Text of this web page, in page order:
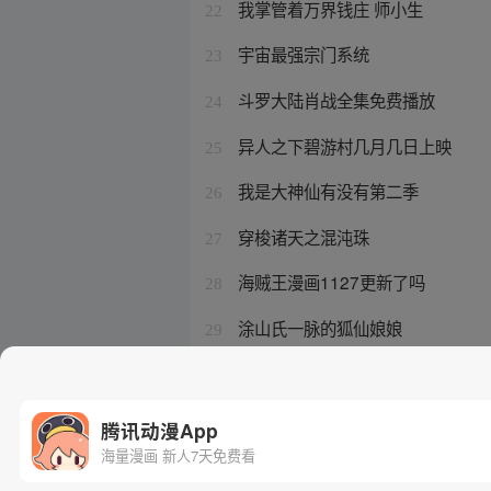
22 我掌管着万界钱庄 师小生
23 宇宙最强宗门系统
24 斗罗大陆肖战全集免费播放
25 异人之下碧游村几月几日上映
26 我是大神仙有没有第二季
27 穿梭诸天之混沌珠
28 海贼王漫画1127更新了吗
29 涂山氏一脉的狐仙娘娘
腾讯动漫App
海量漫画 新人7天免费看